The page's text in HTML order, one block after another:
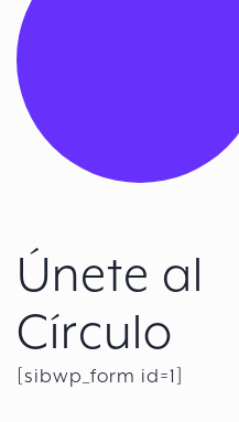
Únete al
Círculo
[sibwp_form id=1]